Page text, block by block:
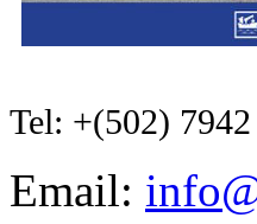
Tel: +(502)
Email: